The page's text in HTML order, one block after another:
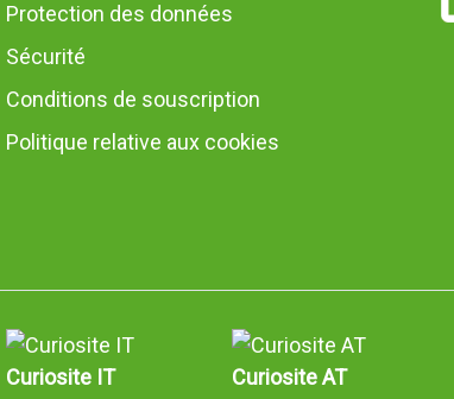
Protection des données
Sécurité
Conditions de souscription
Politique relative aux cookies
Curiosite IT Curiosite AT